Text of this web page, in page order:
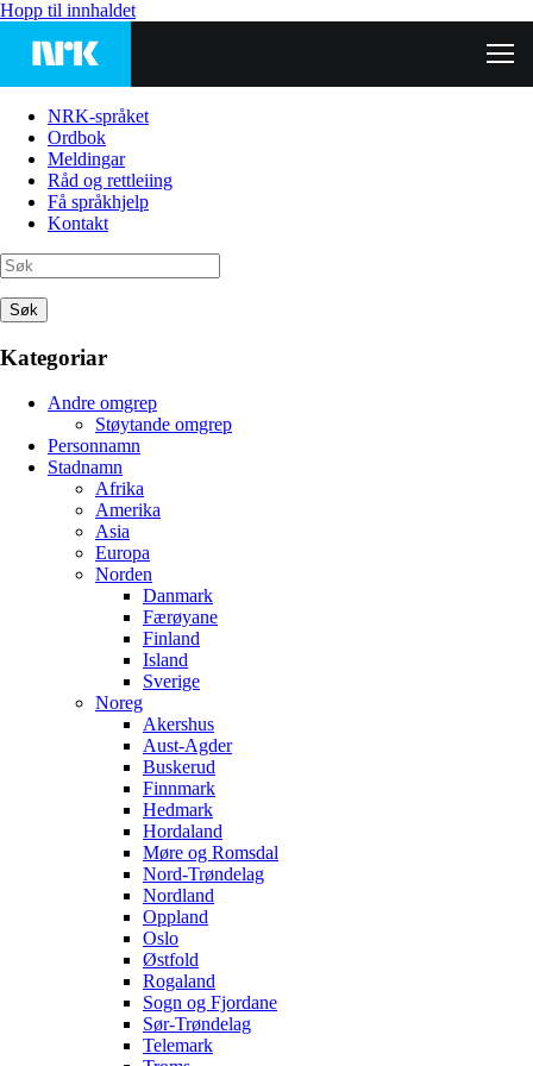
Hopp til innhaldet
NRK-språket
Ordbok
Meldingar
Råd og rettleiing
Få språkhjelp
Kontakt
Søk
Kategoriar
Andre omgrep
Støytande omgrep
Personnamn
Stadnamn
Afrika
Amerika
Asia
Europa
Norden
Danmark
Færøyane
Finland
Island
Sverige
Noreg
Akershus
Aust-Agder
Buskerud
Finnmark
Hedmark
Hordaland
Møre og Romsdal
Nord-Trøndelag
Nordland
Oppland
Oslo
Østfold
Rogaland
Sogn og Fjordane
Sør-Trøndelag
Telemark